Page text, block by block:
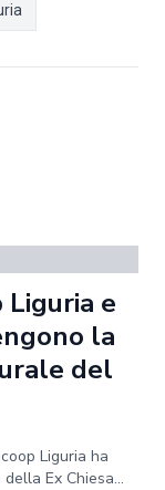
Liguria e
la
del
Liguria ha
Ex Chiesa...